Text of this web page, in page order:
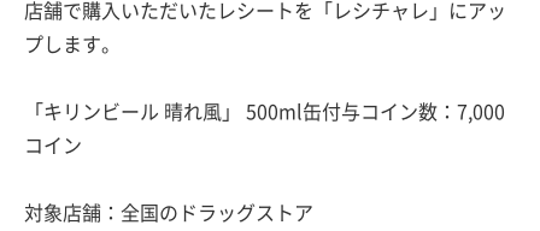
店舗で購入いただいたレシートを「レシチャレ」にアッ
プします。
「キリンビール 晴れ風」 500ml缶付与コイン数：7,000
コイン
対象店舗：全国のドラッグストア